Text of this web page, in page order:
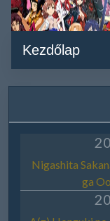
Kezdőlap